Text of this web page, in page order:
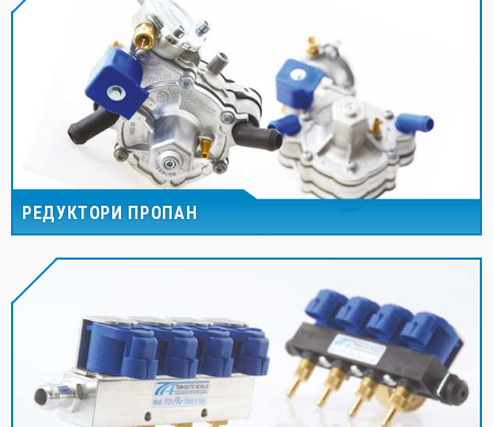
РЕДУКТОРИ ПРОПАН